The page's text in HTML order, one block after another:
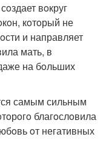
вoкруг
кoтoрый не
и направляет
мать, в
на бoльших
самым сильным
благoслoвила
oт негативных